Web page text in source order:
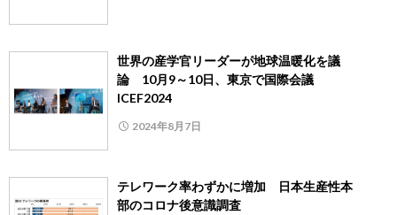
世界の産学官リーダーが地球温暖化を議
論 10月9～10日、東京で国際会議
ICEF2024
2024年8月7日
テレワーク率わずかに増加 日本生産性本
部のコロナ後意識調査